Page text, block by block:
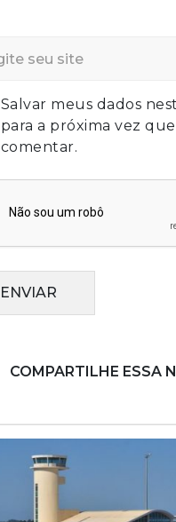
Salvar meus dados
para a próxima vez
comentar.
ENVIAR
COMPARTILHE ESSA